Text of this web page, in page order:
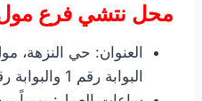
محل نتشي فرع
العنوان: حي النزهة،
البوابة رقم 1 والبوابة رقم 5، جدة.